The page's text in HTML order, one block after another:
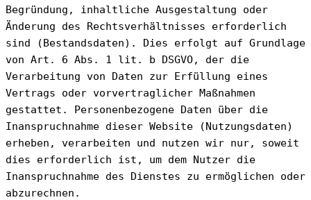
Begründung, inhaltliche Ausgestaltung oder
Änderung des Rechtsverhältnisses erforderlich
sind (Bestandsdaten). Dies erfolgt auf Grundlage
von Art. 6 Abs. 1 lit. b DSGVO, der die
Verarbeitung von Daten zur Erfüllung eines
Vertrags oder vorvertraglicher Maßnahmen
gestattet. Personenbezogene Daten über die
Inanspruchnahme dieser Website (Nutzungsdaten)
erheben, verarbeiten und nutzen wir nur, soweit
dies erforderlich ist, um dem Nutzer die
Inanspruchnahme des Dienstes zu ermöglichen oder
abzurechnen.